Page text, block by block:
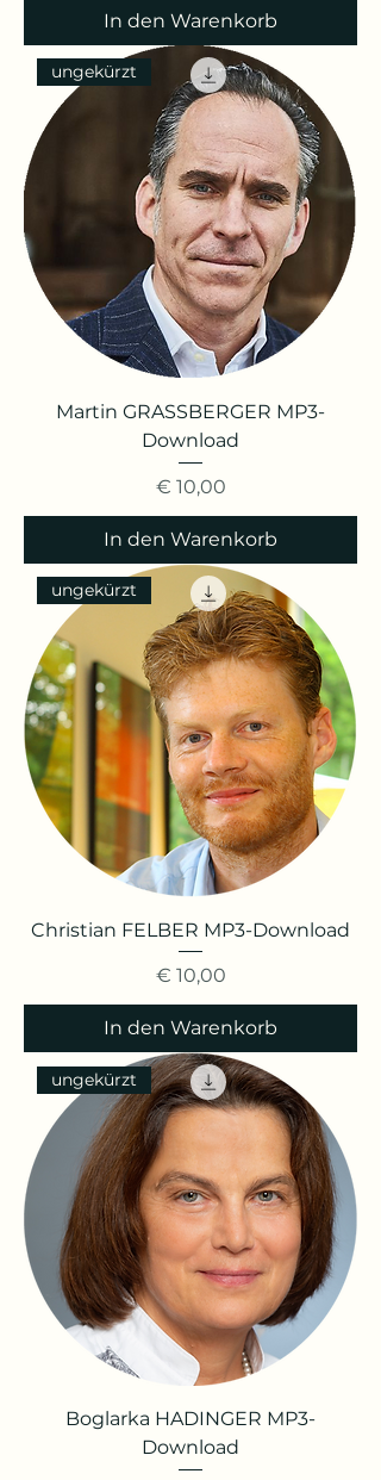
In den Warenkorb
ungekürzt
Martin GRASSBERGER MP3-
Download
Preis
€ 10,00
In den Warenkorb
ungekürzt
Christian FELBER MP3-Download
Preis
€ 10,00
In den Warenkorb
ungekürzt
Boglarka HADINGER MP3-
Download